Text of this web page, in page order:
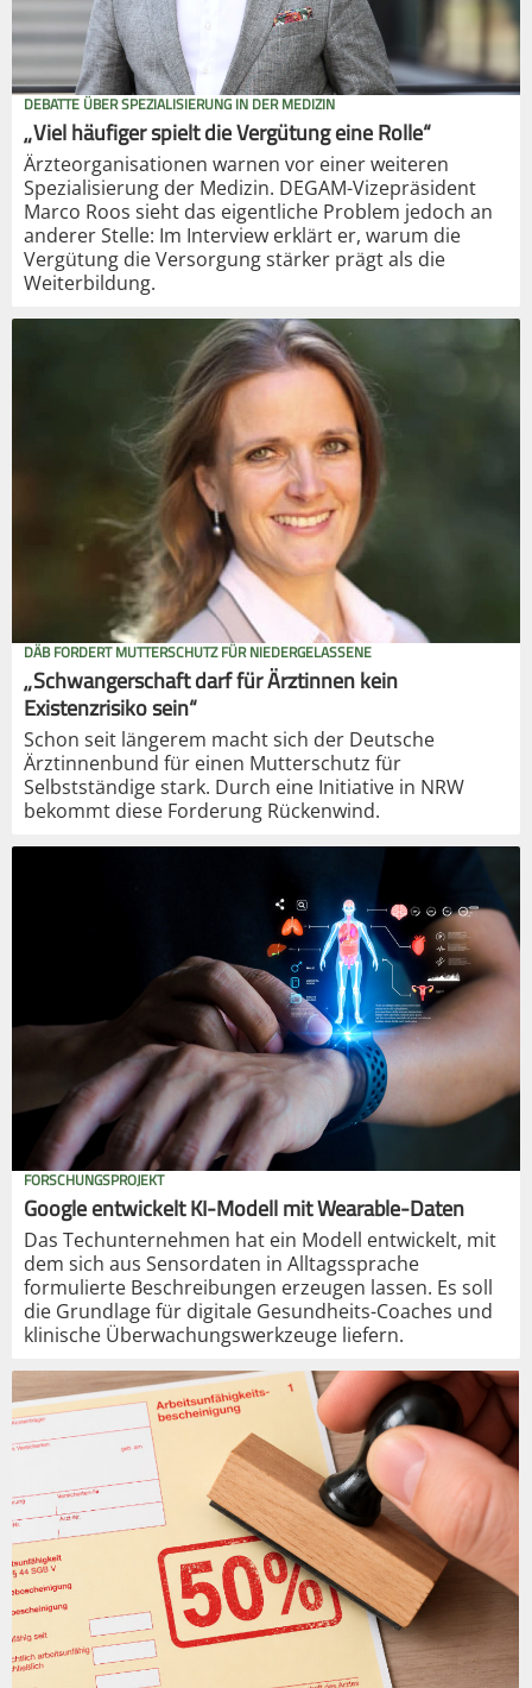
DEBATTE ÜBER SPEZIALISIERUNG IN DER MEDIZIN
„Viel häufiger spielt die Vergütung eine Rolle“
Ärzteorganisationen warnen vor einer weiteren
Spezialisierung der Medizin. DEGAM-Vizepräsident
Marco Roos sieht das eigentliche Problem jedoch an
anderer Stelle: Im Interview erklärt er, warum die
Vergütung die Versorgung stärker prägt als die
Weiterbildung.
DÄB FORDERT MUTTERSCHUTZ FÜR NIEDERGELASSENE
„Schwangerschaft darf für Ärztinnen kein
Existenzrisiko sein“
Schon seit längerem macht sich der Deutsche
Ärztinnenbund für einen Mutterschutz für
Selbstständige stark. Durch eine Initiative in NRW
bekommt diese Forderung Rückenwind.
FORSCHUNGSPROJEKT
Google entwickelt KI-Modell mit Wearable-Daten
Das Techunternehmen hat ein Modell entwickelt, mit
dem sich aus Sensordaten in Alltagssprache
formulierte Beschreibungen erzeugen lassen. Es soll
die Grundlage für digitale Gesundheits-Coaches und
klinische Überwachungswerkzeuge liefern.